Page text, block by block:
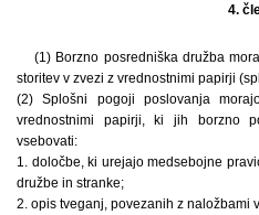
4.
(1) Borzno posredniška družba
storitev v zvezi z vrednostnimi papirji
(2) Splošni pogoji poslovanja
vrednostnimi papirji, ki jih borzno
vsebovati:
1. določbe, ki urejajo medsebojne
družbe in stranke;
2. opis tveganj, povezanih z naložbami